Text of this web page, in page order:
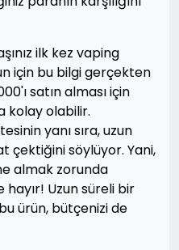
ilk kez vaping
için bu bilgi gerçekten
satın alması için
kolay olabilir.
yanı sıra, uzun
çektiğini söylüyor. Yani,
almak zorunda
hayır! Uzun süreli bir
ürün, bütçenizi de